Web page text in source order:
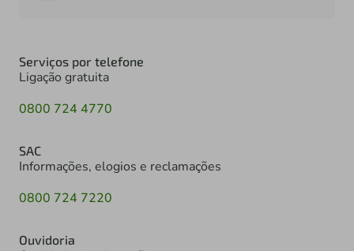
Serviços por telefone
Ligação gratuita
0800 724 4770
SAC
Informações, elogios e reclamações
0800 724 7220
Ouvidoria